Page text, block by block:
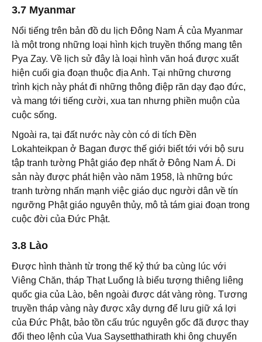
3.7 Myanmar
Nổi tiếng trên bản đồ du lịch Đông Nam Á của Myanmar
là một trong những loại hình kịch truyền thống mang tên
Pya Zay. Về lịch sử đây là loại hình văn hoá được xuất
hiện cuối gia đoạn thuộc địa Anh. Tại những chương
trình kịch này phát đi những thông điệp răn dạy đạo đức,
và mang tới tiếng cười, xua tan nhưng phiền muộn của
cuộc sống.
Ngoài ra, tại đất nước này còn có di tích Đền
Lokahteikpan ở Bagan được thế giới biết tới với bộ sưu
tập tranh tường Phật giáo đẹp nhất ở Đông Nam Á. Di
sản này được phát hiện vào năm 1958, là những bức
tranh tường nhấn mạnh việc giáo dục người dân về tín
ngưỡng Phật giáo nguyên thủy, mô tả tám giai đoạn trong
cuộc đời của Đức Phật.
3.8 Lào
Được hình thành từ trong thế kỷ thứ ba cùng lúc với
Viêng Chăn, tháp Thạt Luổng là biểu tượng thiêng liêng
quốc gia của Lào, bên ngoài được dát vàng ròng. Tương
truyền tháp vàng này được xây dựng để lưu giữ xá lợi
của Đức Phật, bảo tồn cấu trúc nguyên gốc đã được thay
đổi theo lệnh của Vua Saysetthathirath khi ông chuyển